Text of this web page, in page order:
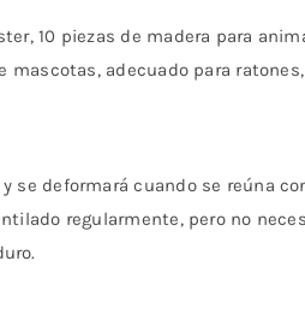
10 piezas de madera para
adecuado para
se deformará cuando se reúna
regularmente, pero no